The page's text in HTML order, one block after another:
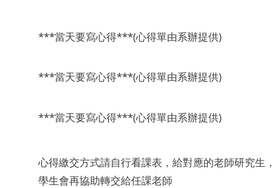
***當天要寫心得***(心得單由系辦提供)
***當天要寫心得***(心得單由系辦提供)
***當天要寫心得***(心得單由系辦提供)
心得繳交方式請自行看課表，給對應的老師研究生，
學生會再協助轉交給任課老師